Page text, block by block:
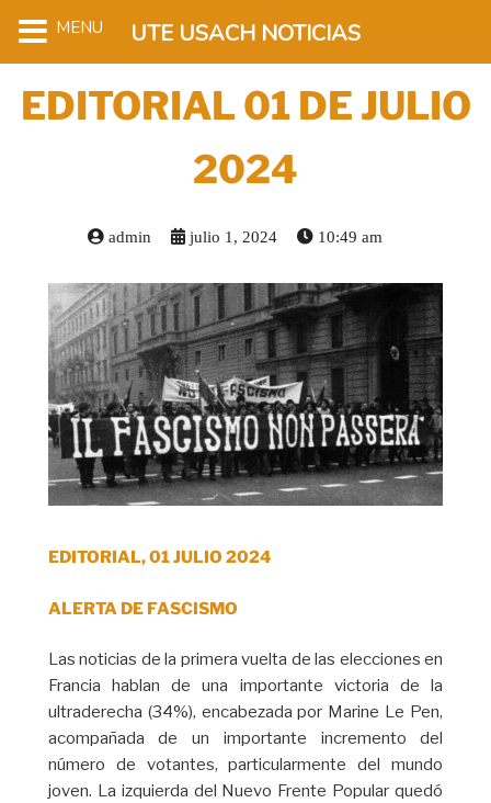
EDITORIAL 01 DE JULIO
2024
admin julio 1, 2024 10:49 am
EDITORIAL, 01 JULIO 2024
ALERTA DE FASCISMO
Las noticias de la primera vuelta de las elecciones en
Francia hablan de una importante victoria de la
ultraderecha (34%), encabezada por Marine Le Pen,
acompañada de un importante incremento del
número de votantes, particularmente del mundo
joven. La izquierda del Nuevo Frente Popular quedó
MENU UTE USACH NOTICIAS